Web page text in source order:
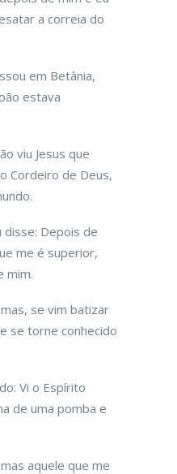
a correia do
em Betânia,
estava
viu Jesus que
Cordeiro de Deus,
disse: Depois de
me é superior,
mim.
se vim batizar
se torne conhecido
Vi o Espírito
de uma pomba e
aquele que me